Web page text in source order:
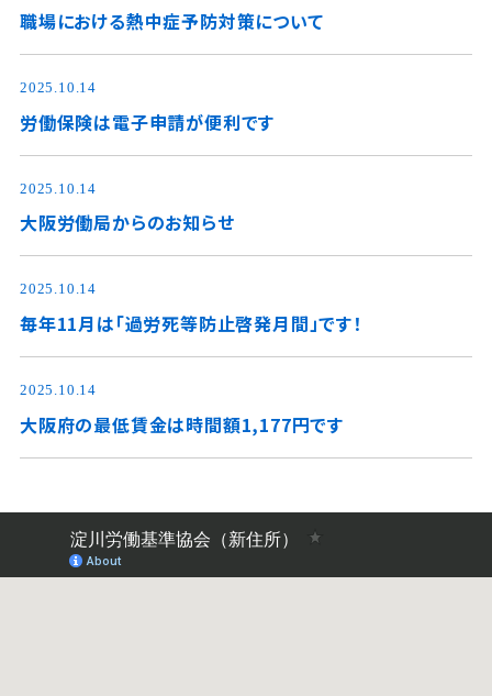
職場における熱中症予防対策について
2025.10.14
労働保険は電子申請が便利です
2025.10.14
大阪労働局からのお知らせ
2025.10.14
毎年11月は「過労死等防止啓発月間」です！
2025.10.14
大阪府の最低賃金は時間額1,177円です